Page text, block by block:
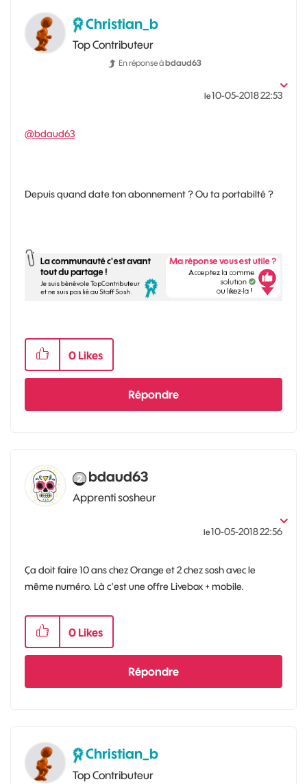
Christian_b
Top Contributeur
En réponse àbdaud63
le‎10-05-201822:53
@bdaud63
Depuis quand date ton abonnement ? Ou ta portabilté ?
0 Likes
Répondre
bdaud63
Apprenti sosheur
le‎10-05-201822:56
Ça doit faire 10 ans chez Orange et 2 chez sosh avec le
même numéro. Là c'est une offre Livebox + mobile.
0 Likes
Répondre
Christian_b
Top Contributeur